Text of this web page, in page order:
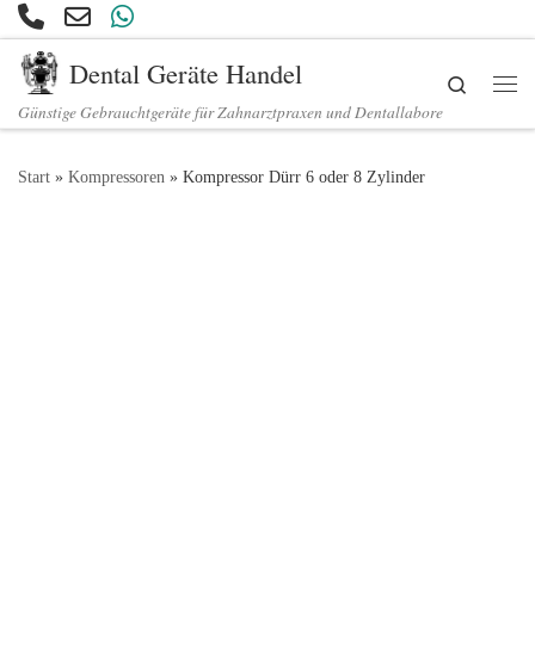
Zum Inhalt springen
Dental Geräte Handel
Günstige Gebrauchtgeräte für Zahnarztpraxen und Dentallabore
Search
Start » Kompressoren » Kompressor Dürr 6 oder 8 Zylinder